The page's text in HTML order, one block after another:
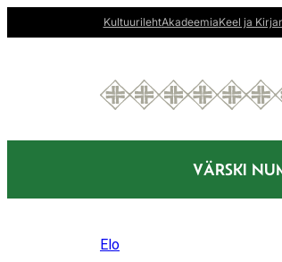
sisu
KultuurilehtAkadeemiaKeel ja
VÄRSKI
Elo